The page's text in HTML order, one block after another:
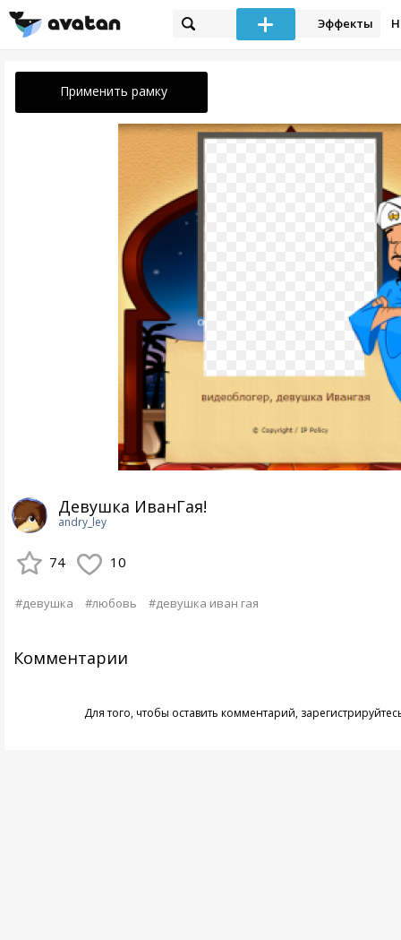
Эффекты
Применить рамку
Девушка ИванГая!
andry_ley
74 10
#девушка #любовь #девушка иван гая
Комментарии
Для того, чтобы оставить комментарий,